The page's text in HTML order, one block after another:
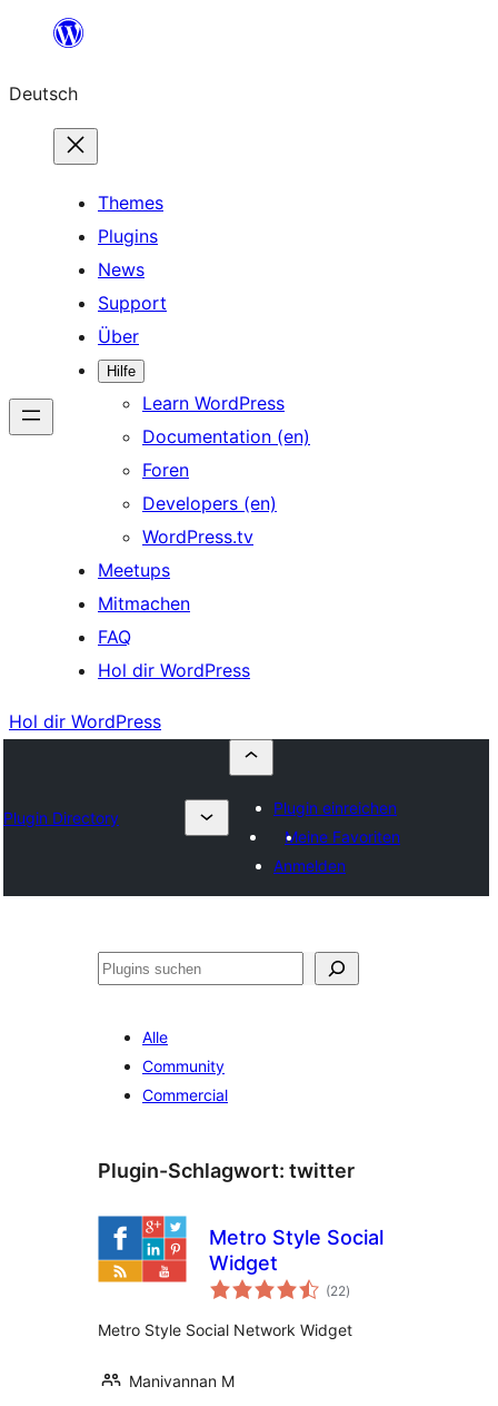
springen
Deutsch
Themes
Plugins
News
Support
Über
Hilfe
Learn WordPress
Documentation (en)
Foren
Developers (en)
WordPress.tv
Meetups
Mitmachen
FAQ
Hol dir WordPress
Hol dir WordPress
Plugin Directory
Plugin einreichen
Meine Favoriten
Anmelden
Suchen
Alle
Community
Commercial
Plugin-Schlagwort: twitter
Metro Style Social
Widget
(22Bewertungen
insgesamt
)
Metro Style Social Network Widget
Manivannan M